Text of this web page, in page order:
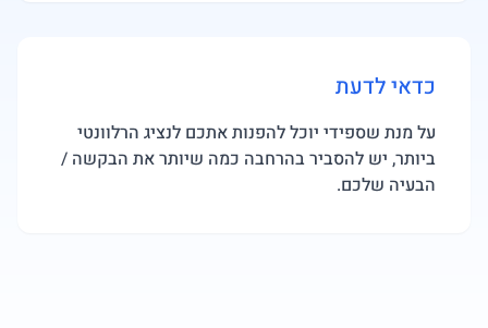
כדאי לדעת
על מנת שספידי יוכל להפנות אתכם לנציג הרלוונטי
ביותר, יש להסביר בהרחבה כמה שיותר את הבקשה /
הבעיה שלכם.